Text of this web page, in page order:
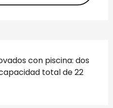
con piscina: dos
total de 22